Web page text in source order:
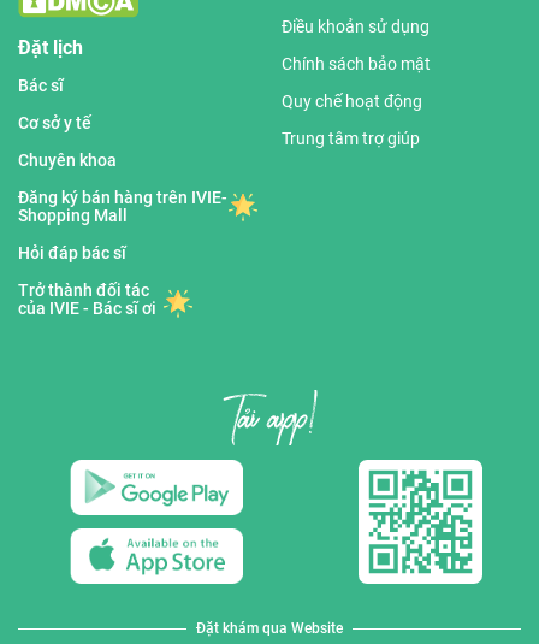
Đặt lịch
Bác sĩ
Cơ sở y tế
Chuyên khoa
Đăng ký bán hàng trên IVIE-
Shopping Mall
Hỏi đáp bác sĩ
Trở thành đối tác
của IVIE - Bác sĩ ơi
Điều khoản sử dụng
Chính sách bảo mật
Quy chế hoạt động
Trung tâm trợ giúp
Đặt khám qua Website